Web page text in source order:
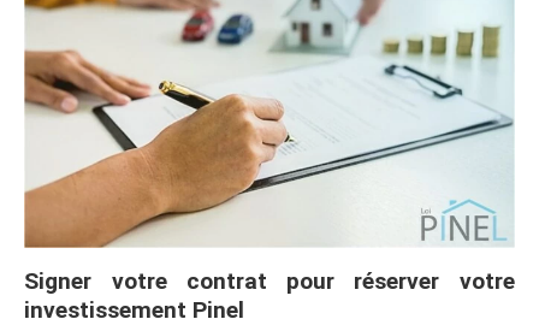
Signer votre contrat pour réserver votre
investissement Pinel